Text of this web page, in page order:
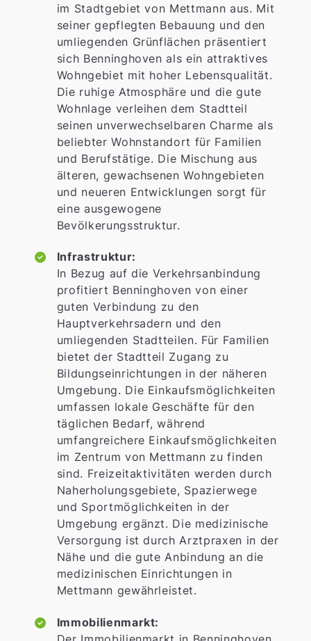
im Stadtgebiet von Mettmann aus. Mit
seiner gepflegten Bebauung und den
umliegenden Grünflächen präsentiert
sich Benninghoven als ein attraktives
Wohngebiet mit hoher Lebensqualität.
Die ruhige Atmosphäre und die gute
Wohnlage verleihen dem Stadtteil
seinen unverwechselbaren Charme als
beliebter Wohnstandort für Familien
und Berufstätige. Die Mischung aus
älteren, gewachsenen Wohngebieten
und neueren Entwicklungen sorgt für
eine ausgewogene
Bevölkerungsstruktur.
Infrastruktur:
In Bezug auf die Verkehrsanbindung
profitiert Benninghoven von einer
guten Verbindung zu den
Hauptverkehrsadern und den
umliegenden Stadtteilen. Für Familien
bietet der Stadtteil Zugang zu
Bildungseinrichtungen in der näheren
Umgebung. Die Einkaufsmöglichkeiten
umfassen lokale Geschäfte für den
täglichen Bedarf, während
umfangreichere Einkaufsmöglichkeiten
im Zentrum von Mettmann zu finden
sind. Freizeitaktivitäten werden durch
Naherholungsgebiete, Spazierwege
und Sportmöglichkeiten in der
Umgebung ergänzt. Die medizinische
Versorgung ist durch Arztpraxen in der
Nähe und die gute Anbindung an die
medizinischen Einrichtungen in
Mettmann gewährleistet.
Immobilienmarkt: